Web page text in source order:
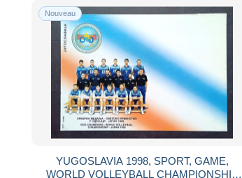
Nouveau
YUGOSLAVIA 1998, SPORT, GAME,
WORLD VOLLEYBALL CHAMPIONSHIP